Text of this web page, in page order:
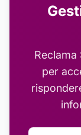
Reclama
per